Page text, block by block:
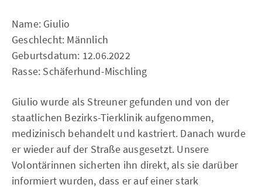
Name: Giulio
Geschlecht: Männlich
Geburtsdatum: 12.06.2022
Rasse: Schäferhund-Mischling
Giulio wurde als Streuner gefunden und von der
staatlichen Bezirks-Tierklinik aufgenommen,
medizinisch behandelt und kastriert. Danach wurde
er wieder auf der Straße ausgesetzt. Unsere
Volontärinnen sicherten ihn direkt, als sie darüber
informiert wurden, dass er auf einer stark